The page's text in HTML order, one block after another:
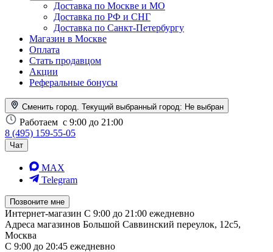
Доставка по Москве и МО
Доставка по РФ и СНГ
Доставка по Санкт-Петербургу
Магазин в Москве
Оплата
Стать продавцом
Акции
Реферальные бонусы
Сменить город. Текущий выбранный город: Не выбран
Работаем с 9:00 до 21:00
8 (495) 159-55-05
Чат
MAX
Telegram
Позвоните мне
Интернет-магазин С 9:00 до 21:00 ежедневно
Адреса магазинов Большой Саввинский переулок, 12с5,
Москва
С 9:00 до 20:45 ежедневно